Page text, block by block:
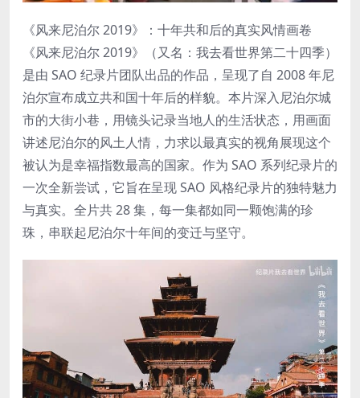
《风来尼泊尔 2019》：十年共和后的真实风情画卷
《风来尼泊尔 2019》（又名：我去看世界第二十四季）
是由 SAO 纪录片团队出品的作品，呈现了自 2008 年尼
泊尔宣布成立共和国十年后的样貌。本片深入尼泊尔城
市的大街小巷，用镜头记录当地人的生活状态，用画面
讲述尼泊尔的风土人情，力求以最真实的视角展现这个
被认为是幸福指数最高的国家。作为 SAO 系列纪录片的
一次全新尝试，它旨在呈现 SAO 风格纪录片的独特魅力
与真实。全片共 28 集，每一集都如同一颗饱满的珍
珠，串联起尼泊尔十年间的变迁与坚守。